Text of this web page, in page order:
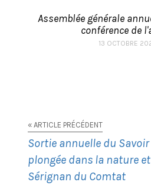
Assemblée générale
conférence de
13 OCTOBRE
« ARTICLE PRÉCÉDENT
Sortie annuelle du Savoir
plongée dans la nature
Sérignan du Comtat